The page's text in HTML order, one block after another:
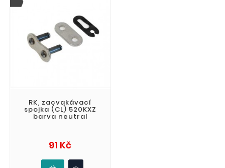
RK, zacvakávací
spojka (CL) 520KXZ
barva neutral
91 KčCena